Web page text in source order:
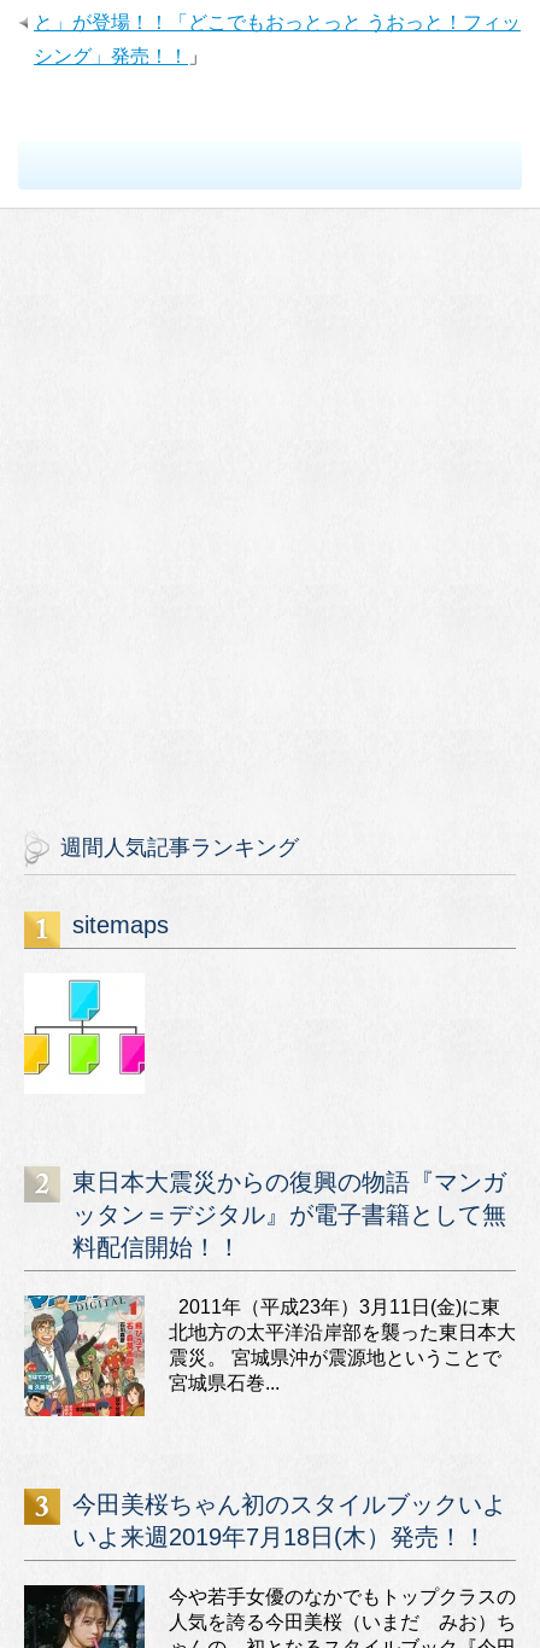
と」が登場！！「どこでもおっとっと うおっと！フィッ
シング」発売！！
」
週間人気記事ランキング
sitemaps
東日本大震災からの復興の物語『マンガ
ッタン＝デジタル』が電子書籍として無
料配信開始！！
2011年（平成23年）3月11日(金)に東
北地方の太平洋沿岸部を襲った東日本大
震災。 宮城県沖が震源地ということで
宮城県石巻...
今田美桜ちゃん初のスタイルブックいよ
いよ来週2019年7月18日(木）発売！！
今や若手女優のなかでもトップクラスの
人気を誇る今田美桜（いまだ みお）ち